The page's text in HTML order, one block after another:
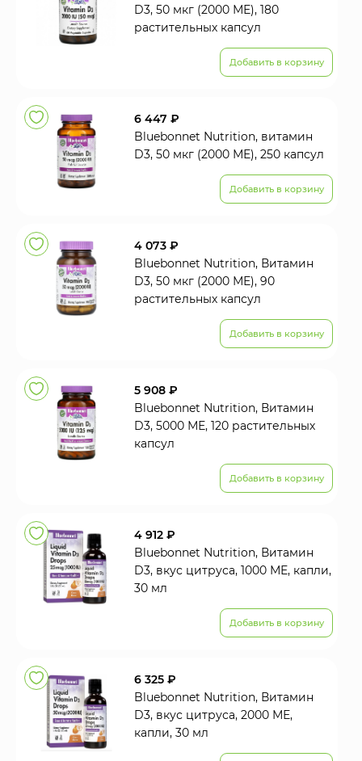
D3, 50 мкг (2000 МЕ), 180
растительных капсул
Добавить в корзину
6 447 ₽
Bluebonnet Nutrition, витамин
D3, 50 мкг (2000 МЕ), 250 капсул
Добавить в корзину
4 073 ₽
Bluebonnet Nutrition, Витамин
D3, 50 мкг (2000 МЕ), 90
растительных капсул
Добавить в корзину
5 908 ₽
Bluebonnet Nutrition, Витамин
D3, 5000 МЕ, 120 растительных
капсул
Добавить в корзину
4 912 ₽
Bluebonnet Nutrition, Витамин
D3, вкус цитруса, 1000 МЕ, капли,
30 мл
Добавить в корзину
6 325 ₽
Bluebonnet Nutrition, Витамин
D3, вкус цитруса, 2000 МЕ,
капли, 30 мл